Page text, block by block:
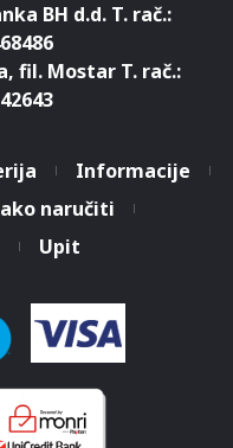
BH d.d. T. rač.:
fil. Mostar T. rač.:
Informacije
naručiti
Upit